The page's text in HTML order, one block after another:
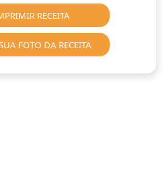
RECEITA
FOTO DA RECEITA